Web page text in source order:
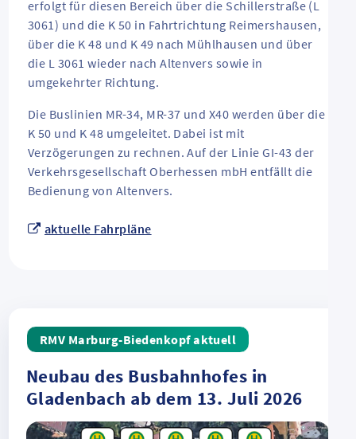
erfolgt für diesen Bereich über die Schillerstraße (L
3061) und die K 50 in Fahrtrichtung Reimershausen,
über die K 48 und K 49 nach Mühlhausen und über
die L 3061 wieder nach Altenvers sowie in
umgekehrter Richtung.
Die Buslinien MR-34, MR-37 und X40 werden über die
K 50 und K 48 umgeleitet. Dabei ist mit
Verzögerungen zu rechnen. Auf der Linie GI-43 der
Verkehrsgesellschaft Oberhessen mbH entfällt die
Bedienung von Altenvers.
aktuelle Fahrpläne
RMV Marburg-Biedenkopf aktuell
Neubau des Busbahnhofes in
Gladenbach ab dem 13. Juli 2026